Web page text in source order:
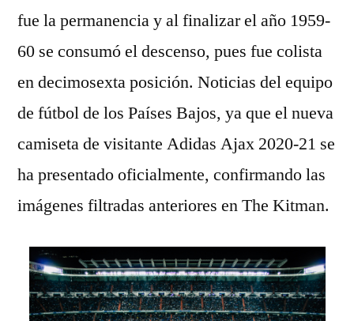
fue la permanencia y al finalizar el año 1959-
60 se consumó el descenso, pues fue colista
en decimosexta posición. Noticias del equipo
de fútbol de los Países Bajos, ya que el nueva
camiseta de visitante Adidas Ajax 2020-21 se
ha presentado oficialmente, confirmando las
imágenes filtradas anteriores en The Kitman.